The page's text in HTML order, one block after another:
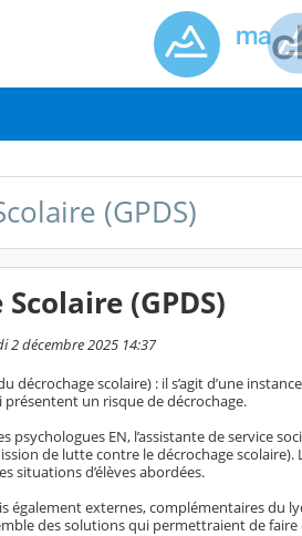
(GPDS)
(GPDS)
2 décembre 2025 14:37
scolaire) : il s’agit d’une
un risque de décrochage.
psychologues EN, l’assistante de service
de lutte contre le décrochage
situations d’élèves abordées.
également externes, complémentaires du
des solutions qui permettraient de